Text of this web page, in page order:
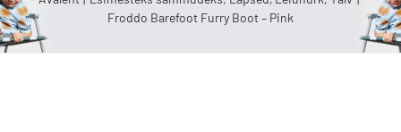
Lisad
Froddo Barefoot Furry Boot – Pink